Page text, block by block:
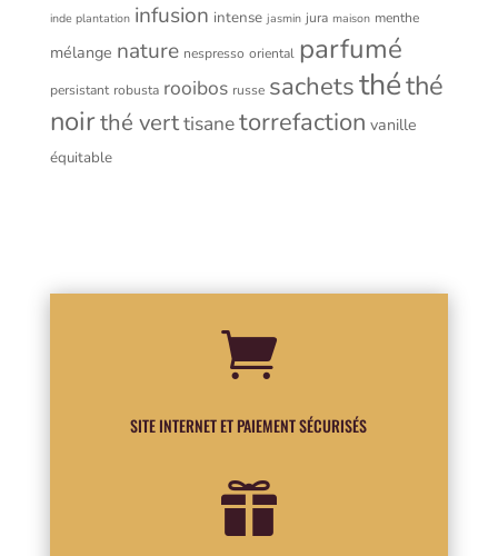
inde plantation infusion intense jasmin jura maison menthe
mélange nature nespresso oriental parfumé
persistant robusta rooibos russe sachetsthéthé
noirthé verttisanetorrefaction vanille
équitable

SITE INTERNET ET PAIEMENT SÉCURISÉS
